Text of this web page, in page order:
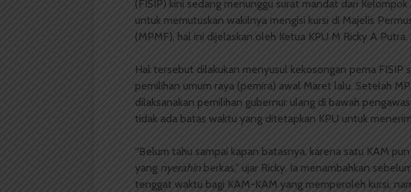
(FISIP) kini sedang menunggu surat mandat dari Kelompok
untuk memutuskan wakilnya mengisi kursi di Majelis
(MPMF), hal ini dijelaskan oleh Ketua KPU M Ricky A Putra.
Hal tersebut dilakukan menyusul kekosongan pema FISIP
pemilihan umum raya (pemira) awal Maret lalu. Setelah
dilaksanakan pemilihan gubernur ulang di bawah
tidak ada batas waktu yang ditetapkan KPU untuk
“Belum tahu sampai kapan batasnya, karena satu KAM
yang nyerahin berkas,” ujar Ricky. Ia menambahkan
tenggat waktu bagi KAM-KAM yang memperoleh kursi,